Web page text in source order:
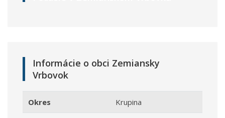
Informácie o obci Zemiansky
Vrbovok
Okres Krupina